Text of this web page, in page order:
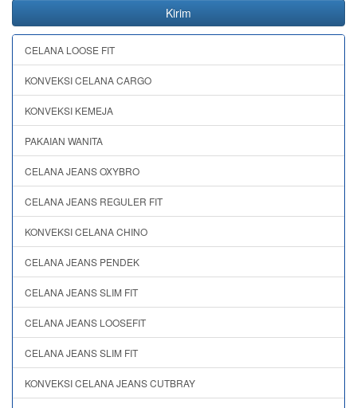
Kirim
CELANA LOOSE FIT
KONVEKSI CELANA CARGO
KONVEKSI KEMEJA
PAKAIAN WANITA
CELANA JEANS OXYBRO
CELANA JEANS REGULER FIT
KONVEKSI CELANA CHINO
CELANA JEANS PENDEK
CELANA JEANS SLIM FIT
CELANA JEANS LOOSEFIT
CELANA JEANS SLIM FIT
KONVEKSI CELANA JEANS CUTBRAY